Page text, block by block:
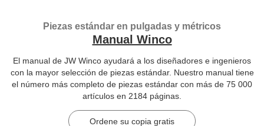
Piezas estándar en pulgadas y métricos
Manual Winco
El manual de JW Winco ayudará a los diseñadores e ingenieros
con la mayor selección de piezas estándar. Nuestro manual tiene
el número más completo de piezas estándar con más de 75 000
artículos en 2184 páginas.
Ordene su copia gratis